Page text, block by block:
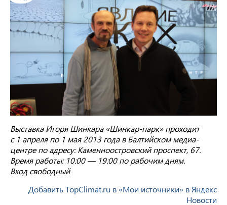
Выставка Игоря Шинкара «Шинкар-парк» проходит
с 1 апреля по 1 мая 2013 года в Балтийском медиа-
центре по адресу: Каменноостровский проспект, 67.
Время работы: 10:00 — 19:00 по рабочим дням.
Вход свободный
Добавить TopClimat.ru в «Мои источники» в Яндекс
Новости